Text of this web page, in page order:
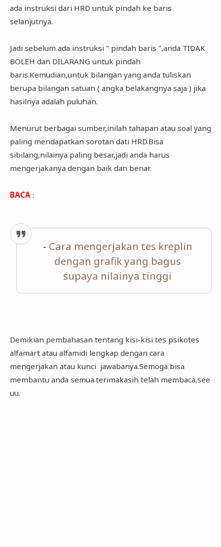
ada instruksi dari HRD untuk pindah ke baris
selanjutnya.
Jadi sebelum ada instruksi " pindah baris ",anda TIDAK
BOLEH dan DILARANG untuk pindah
baris.Kemudian,untuk bilangan yang anda tuliskan
berupa bilangan satuan ( angka belakangnya saja ) jika
hasilnya adalah puluhan.
Menurut berbagai sumber,inilah tahapan atau soal yang
paling mendapatkan sorotan dati HRD.Bisa
sibilang,nilainya paling besar,jadi anda harus
mengerjakanya dengan baik dan benar.
BACA :
- Cara mengerjakan tes kreplin
dengan grafik yang bagus
supaya nilainya tinggi
Demikian pembahasan tentang kisi-kisi tes psikotes
alfamart atau alfamidi lengkap dengan cara
mengerjakan atau kunci jawabanya.Semoga bisa
membantu anda semua.terimakasih telah membaca,see
uu.